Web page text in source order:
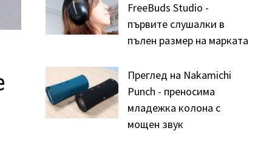
FreeBuds Studio -
първите слушалки в
пълен размер на марката
Преглед на Nakamichi
Punch - преносима
младежка колона с
мощен звук